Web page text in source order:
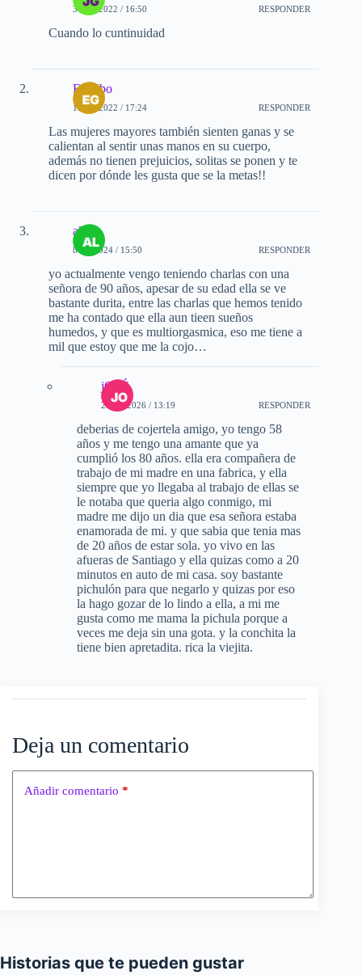
31-08-2022 / 16:50 RESPONDER
Cuando lo cuntinuidad
El gabo
16-12-2022 / 17:24 RESPONDER
Las mujeres mayores también sienten ganas y se
calientan al sentir unas manos en su cuerpo,
además no tienen prejuicios, solitas se ponen y te
dicen por dónde les gusta que se la metas!!
alex
8-05-2024 / 15:50 RESPONDER
yo actualmente vengo teniendo charlas con una
señora de 90 años, apesar de su edad ella se ve
bastante durita, entre las charlas que hemos tenido
me ha contado que ella aun tieen sueños
humedos, y que es multiorgasmica, eso me tiene a
mil que estoy que me la cojo…
jOSÉ
20-02-2026 / 13:19 RESPONDER
deberias de cojertela amigo, yo tengo 58
años y me tengo una amante que ya
cumplió los 80 años. ella era compañera de
trabajo de mi madre en una fabrica, y ella
siempre que yo llegaba al trabajo de ellas se
le notaba que queria algo conmigo, mi
madre me dijo un dia que esa señora estaba
enamorada de mi. y que sabia que tenia mas
de 20 años de estar sola. yo vivo en las
afueras de Santiago y ella quizas como a 20
minutos en auto de mi casa. soy bastante
pichulón para que negarlo y quizas por eso
la hago gozar de lo lindo a ella, a mi me
gusta como me mama la pichula porque a
veces me deja sin una gota. y la conchita la
tiene bien apretadita. rica la viejita.
Deja un comentario
Añadir comentario *
Historias que te pueden gustar